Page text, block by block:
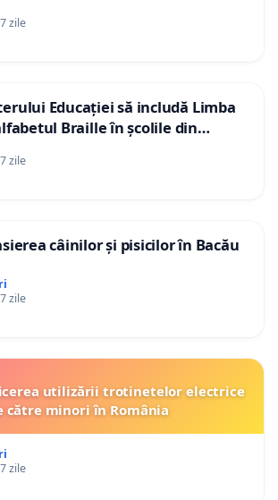
zile
Educației să includă Limba
Braille în școlile din
zile
câinilor și pisicilor în Bacău
zile
utilizării trotinetelor electrice
către minori în România
zile